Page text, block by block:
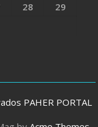
28
29
PAHER PORTAL